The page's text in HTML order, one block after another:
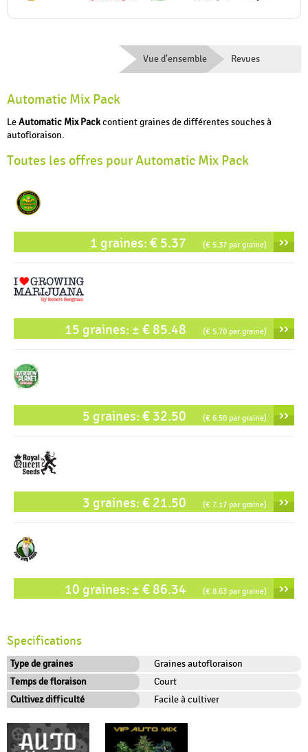
Vue d'ensemble Revues
Automatic Mix Pack
LeAutomatic Mix Packcontient graines de différentes souches à
autofloraison.
Toutes les offres pour Automatic Mix Pack
››
1 graines: € 5.37 (€ 5.37 par graine)
››
15 graines: ± € 85.48 (€ 5.70 par graine)
››
5 graines: € 32.50 (€ 6.50 par graine)
››
3 graines: € 21.50 (€ 7.17 par graine)
››
10 graines: ± € 86.34 (€ 8.63 par graine)
Specifications
Type de graines
Graines autofloraison
Temps de floraison
Court
Cultivez difficulté
Facile à cultiver